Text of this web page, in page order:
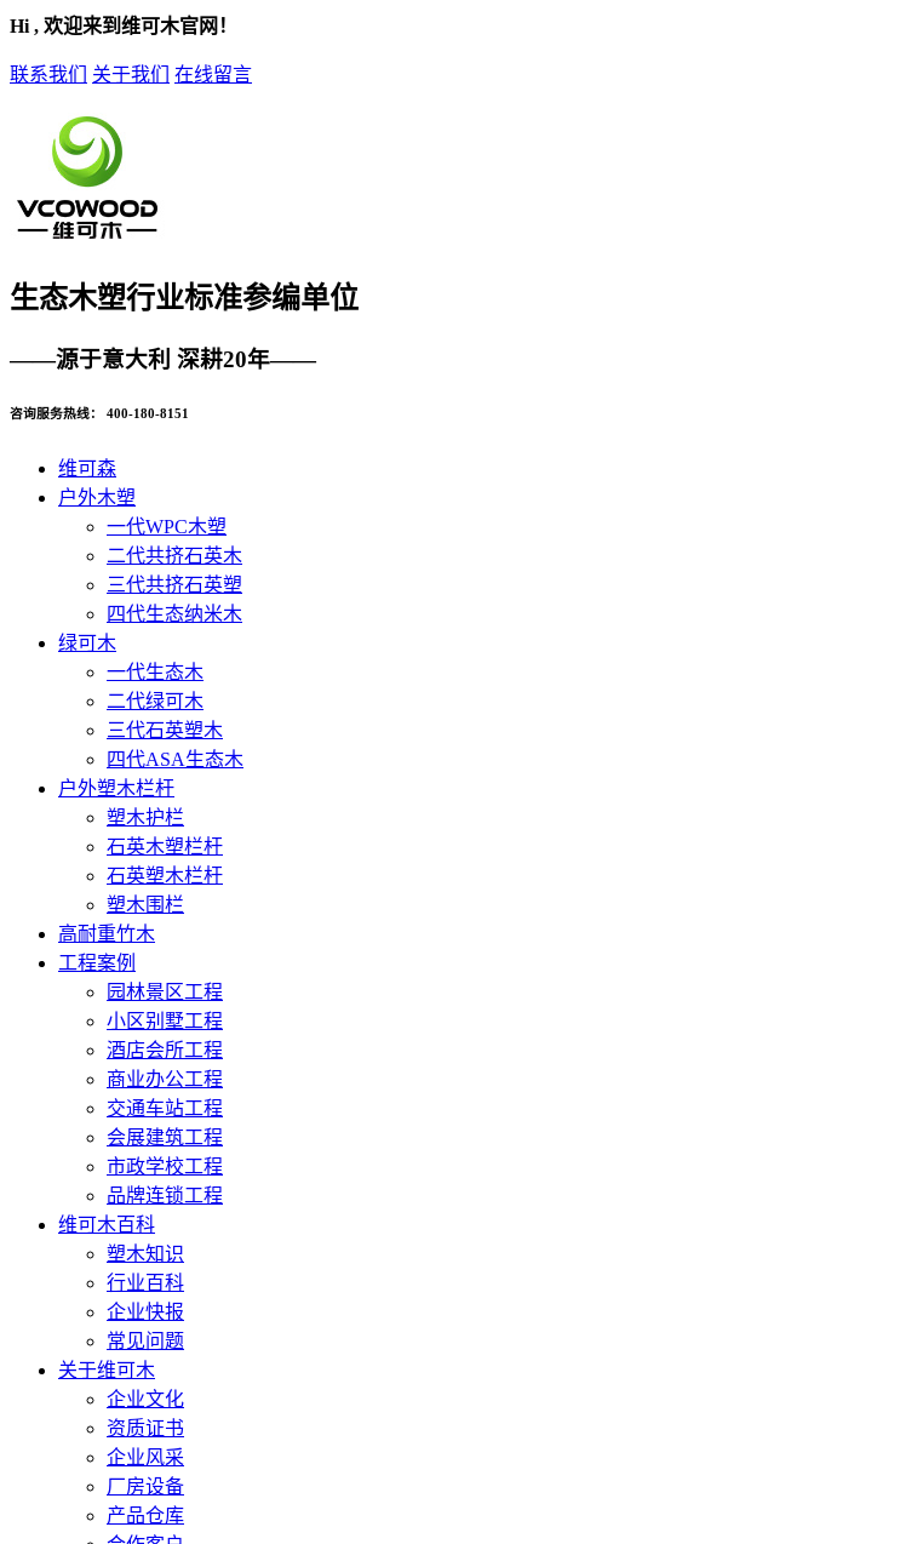
Hi , 欢迎来到维可木官网！
联系我们 关于我们 在线留言
生态木塑行业标准参编单位
——源于意大利 深耕20年——
咨询服务热线： 400-180-8151
维可森
户外木塑
一代WPC木塑
二代共挤石英木
三代共挤石英塑
四代生态纳米木
绿可木
一代生态木
二代绿可木
三代石英塑木
四代ASA生态木
户外塑木栏杆
塑木护栏
石英木塑栏杆
石英塑木栏杆
塑木围栏
高耐重竹木
工程案例
园林景区工程
小区别墅工程
酒店会所工程
商业办公工程
交通车站工程
会展建筑工程
市政学校工程
品牌连锁工程
维可木百科
塑木知识
行业百科
企业快报
常见问题
关于维可木
企业文化
资质证书
企业风采
厂房设备
产品仓库